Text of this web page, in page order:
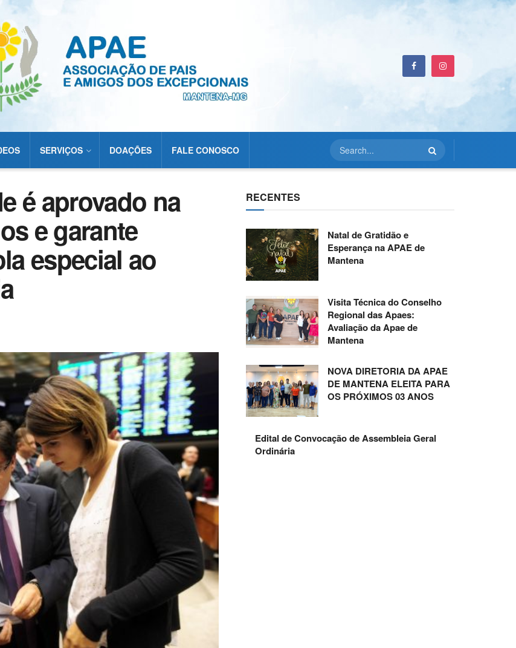
SERVIÇOS DOAÇÕES FALE CONOSCO
é aprovado na
e garante
especial ao
RECENTES
Natal de Gratidão e
Esperança na APAE de
Mantena
Visita Técnica do Conselho
Regional das Apaes:
Avaliação da Apae de
Mantena
NOVA DIRETORIA DA APAE
DE MANTENA ELEITA PARA
OS PRÓXIMOS 03 ANOS
Edital de Convocação de Assembleia Geral
Ordinária